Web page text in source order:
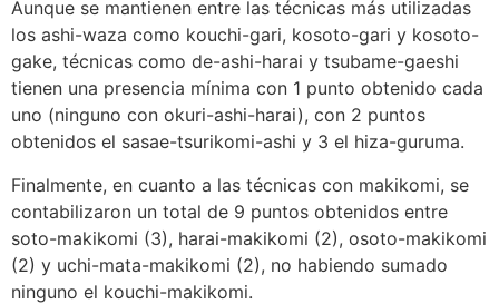
Aunque se mantienen entre las técnicas más utilizadas
los ashi-waza como kouchi-gari, kosoto-gari y kosoto-
gake, técnicas como de-ashi-harai y tsubame-gaeshi
tienen una presencia mínima con 1 punto obtenido cada
uno (ninguno con okuri-ashi-harai), con 2 puntos
obtenidos el sasae-tsurikomi-ashi y 3 el hiza-guruma.
Finalmente, en cuanto a las técnicas con makikomi, se
contabilizaron un total de 9 puntos obtenidos entre
soto-makikomi (3), harai-makikomi (2), osoto-makikomi
(2) y uchi-mata-makikomi (2), no habiendo sumado
ninguno el kouchi-makikomi.